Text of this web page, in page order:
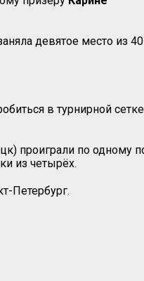
девятое место из
в турнирной
проиграли по одному
из четырёх.
Петербург.